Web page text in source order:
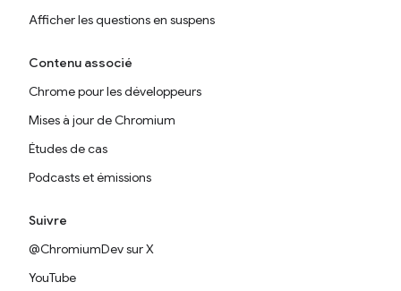
Afficher les questions en suspens
Contenu associé
Chrome pour les développeurs
Mises à jour de Chromium
Études de cas
Podcasts et émissions
Suivre
@ChromiumDev sur X
YouTube